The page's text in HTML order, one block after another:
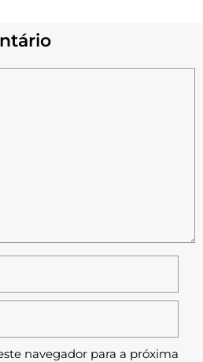
navegador para a próxima